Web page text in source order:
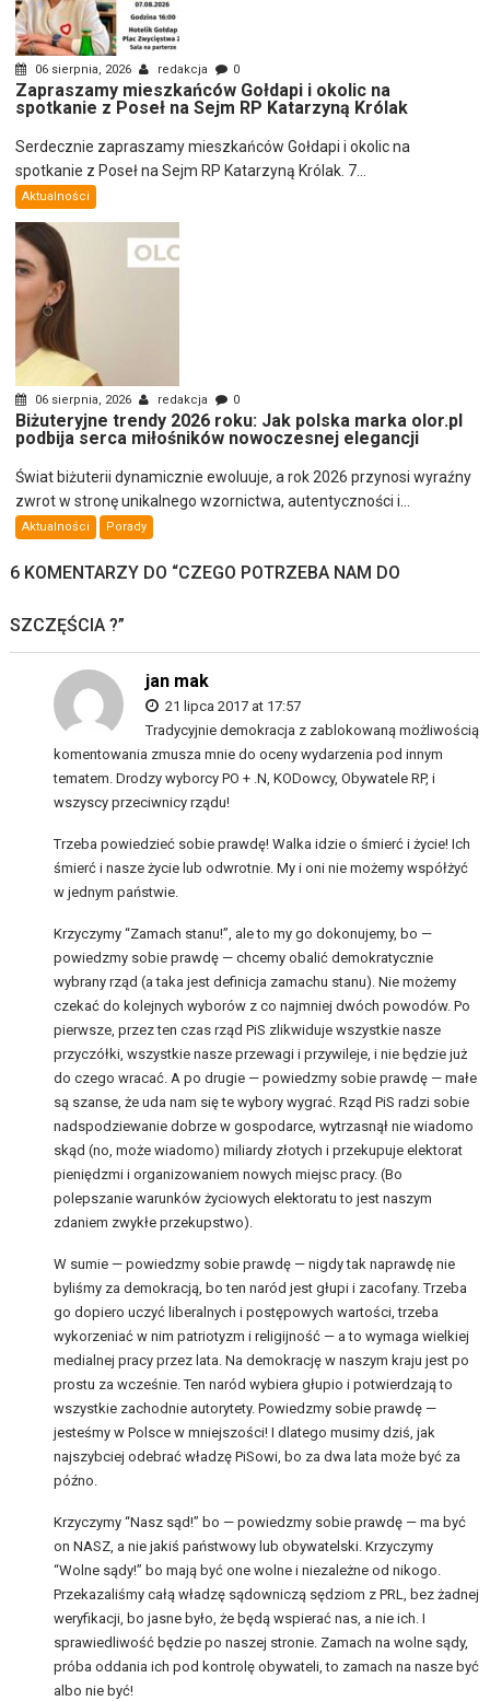
06 sierpnia, 2026 redakcja 0
Zapraszamy mieszkańców Gołdapi i okolic na
spotkanie z Poseł na Sejm RP Katarzyną Królak
Serdecznie zapraszamy mieszkańców Gołdapi i okolic na
spotkanie z Poseł na Sejm RP Katarzyną Królak. 7...
Aktualności
06 sierpnia, 2026 redakcja 0
Biżuteryjne trendy 2026 roku: Jak polska marka olor.pl
podbija serca miłośników nowoczesnej elegancji
Świat biżuterii dynamicznie ewoluuje, a rok 2026 przynosi wyraźny
zwrot w stronę unikalnego wzornictwa, autentyczności i...
Aktualności Porady
6 KOMENTARZY DO “CZEGO POTRZEBA NAM DO
SZCZĘŚCIA ?”
jan mak
21 lipca 2017 at 17:57
Tradycyjnie demokracja z zablokowaną możliwością
komentowania zmusza mnie do oceny wydarzenia pod innym
tematem. Drodzy wyborcy PO + .N, KODowcy, Obywatele RP, i
wszyscy przeciwnicy rządu!
Trzeba powiedzieć sobie prawdę! Walka idzie o śmierć i życie! Ich
śmierć i nasze życie lub odwrotnie. My i oni nie możemy współżyć
w jednym państwie.
Krzyczymy “Zamach stanu!”, ale to my go dokonujemy, bo —
powiedzmy sobie prawdę — chcemy obalić demokratycznie
wybrany rząd (a taka jest definicja zamachu stanu). Nie możemy
czekać do kolejnych wyborów z co najmniej dwóch powodów. Po
pierwsze, przez ten czas rząd PiS zlikwiduje wszystkie nasze
przyczółki, wszystkie nasze przewagi i przywileje, i nie będzie już
do czego wracać. A po drugie — powiedzmy sobie prawdę — małe
są szanse, że uda nam się te wybory wygrać. Rząd PiS radzi sobie
nadspodziewanie dobrze w gospodarce, wytrzasnął nie wiadomo
skąd (no, może wiadomo) miliardy złotych i przekupuje elektorat
pieniędzmi i organizowaniem nowych miejsc pracy. (Bo
polepszanie warunków życiowych elektoratu to jest naszym
zdaniem zwykłe przekupstwo).
W sumie — powiedzmy sobie prawdę — nigdy tak naprawdę nie
byliśmy za demokracją, bo ten naród jest głupi i zacofany. Trzeba
go dopiero uczyć liberalnych i postępowych wartości, trzeba
wykorzeniać w nim patriotyzm i religijność — a to wymaga wielkiej
medialnej pracy przez lata. Na demokrację w naszym kraju jest po
prostu za wcześnie. Ten naród wybiera głupio i potwierdzają to
wszystkie zachodnie autorytety. Powiedzmy sobie prawdę —
jesteśmy w Polsce w mniejszości! I dlatego musimy dziś, jak
najszybciej odebrać władzę PiSowi, bo za dwa lata może być za
późno.
Krzyczymy “Nasz sąd!” bo — powiedzmy sobie prawdę — ma być
on NASZ, a nie jakiś państwowy lub obywatelski. Krzyczymy
“Wolne sądy!” bo mają być one wolne i niezależne od nikogo.
Przekazaliśmy całą władzę sądowniczą sędziom z PRL, bez żadnej
weryfikacji, bo jasne było, że będą wspierać nas, a nie ich. I
sprawiedliwość będzie po naszej stronie. Zamach na wolne sądy,
próba oddania ich pod kontrolę obywateli, to zamach na nasze być
albo nie być!